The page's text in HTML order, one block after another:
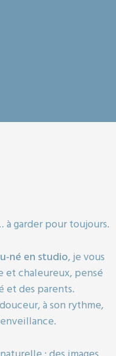
garder pour toujours.
né en studio, je vous
et chaleureux, pensé
des parents.
à son rythme,